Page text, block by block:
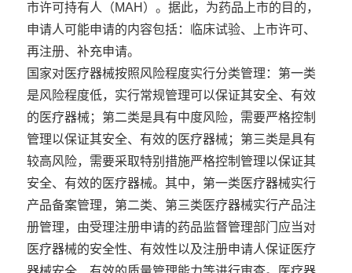
市许可持有人（MAH）。据此，为药品上市的目的，
申请人可能申请的内容包括：临床试验、上市许可、
再注册、补充申请。
国家对医疗器械按照风险程度实行分类管理：第一类
是风险程度低，实行常规管理可以保证其安全、有效
的医疗器械；第二类是具有中度风险，需要严格控制
管理以保证其安全、有效的医疗器械；第三类是具有
较高风险，需要采取特别措施严格控制管理以保证其
安全、有效的医疗器械。其中，第一类医疗器械实行
产品备案管理，第二类、第三类医疗器械实行产品注
册管理，由受理注册申请的药品监督管理部门应当对
医疗器械的安全性、有效性以及注册申请人保证医疗